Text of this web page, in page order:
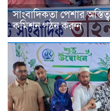
সাংবাদিকতা পেশার
কমিশন গঠন করুন